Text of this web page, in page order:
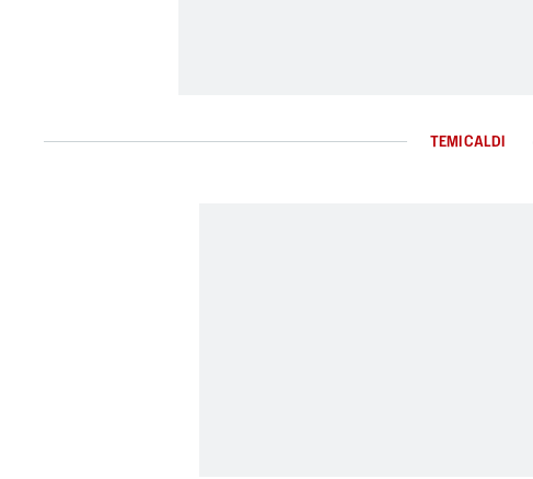
TEMI CALDI